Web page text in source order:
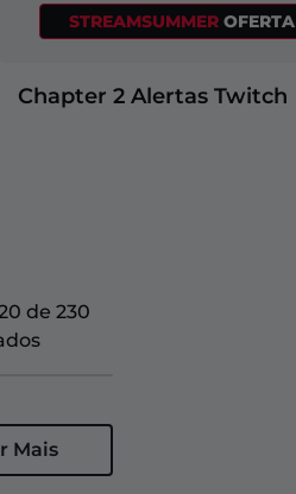
STREAMSUMMER OFERTA
Chapter 2 Alertas Twitch
de 230
Mais